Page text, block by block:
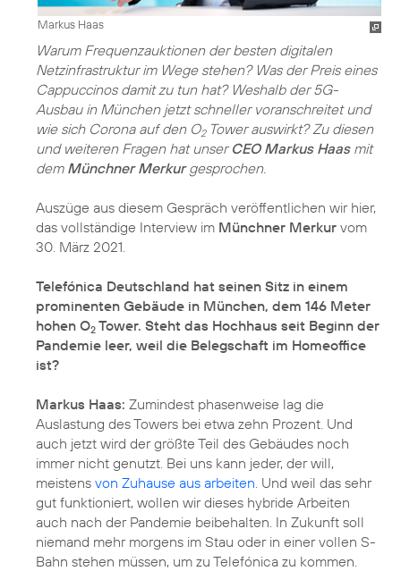
Markus Haas
Warum Frequenzauktionen der besten digitalen
Netzinfrastruktur im Wege stehen? Was der Preis eines
Cappuccinos damit zu tun hat? Weshalb der 5G-
Ausbau in München jetzt schneller voranschreitet und
wie sich Corona auf den O2Tower auswirkt? Zu diesen
und weiteren Fragen hat unser CEO Markus Haasmit
dem Münchner Merkurgesprochen.
Auszüge aus diesem Gespräch veröffentlichen wir hier,
das vollständige Interview im Münchner Merkur vom
30. März 2021.
Telefónica Deutschland hat seinen Sitz in einem
prominenten Gebäude in München, dem 146 Meter
hohen O2 Tower. Steht das Hochhaus seit Beginn der
Pandemie leer, weil die Belegschaft im Homeoffice
ist?
Markus Haas: Zumindest phasenweise lag die
Auslastung des Towers bei etwa zehn Prozent. Und
auch jetzt wird der größte Teil des Gebäudes noch
immer nicht genutzt. Bei uns kann jeder, der will,
meistens von Zuhause aus arbeiten . Und weil das sehr
gut funktioniert, wollen wir dieses hybride Arbeiten
auch nach der Pandemie beibehalten. In Zukunft soll
niemand mehr morgens im Stau oder in einer vollen S-
Bahn stehen müssen, um zu Telefónica zu kommen.